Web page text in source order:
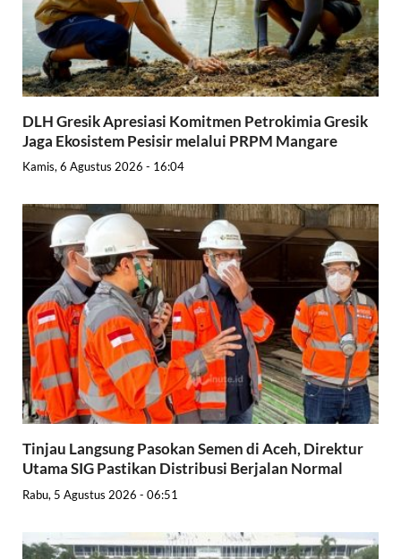
DLH Gresik Apresiasi Komitmen Petrokimia Gresik
Jaga Ekosistem Pesisir melalui PRPM Mangare
Kamis, 6 Agustus 2026 - 16:04
Tinjau Langsung Pasokan Semen di Aceh, Direktur
Utama SIG Pastikan Distribusi Berjalan Normal
Rabu, 5 Agustus 2026 - 06:51